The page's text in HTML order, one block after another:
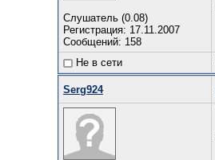
Слушатель (0.08)
Регистрация: 17.11.2007
Сообщений: 158
Не в сети
Serg924